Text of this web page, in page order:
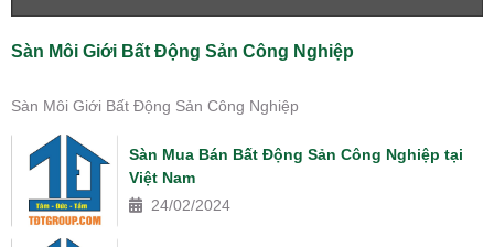
Sàn Môi Giới Bất Động Sản Công Nghiệp
Sàn Môi Giới Bất Động Sản Công Nghiệp
Sàn Mua Bán Bất Động Sản Công Nghiệp tại
Việt Nam
24/02/2024